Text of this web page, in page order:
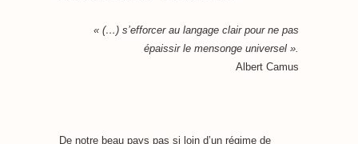
« (…) s’efforcer au langage clair pour ne pas
épaissir le mensonge universel ».
Albert Camus
De notre beau pays pas si loin d’un régime de